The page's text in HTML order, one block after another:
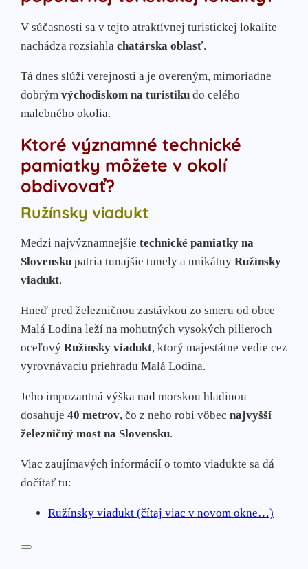
V súčasnosti sa v tejto atraktívnej turistickej lokalite
nachádza rozsiahla chatárska oblasť.
Tá dnes slúži verejnosti a je overeným, mimoriadne
dobrým východiskom na turistiku do celého
malebného okolia.
Ktoré významné technické
pamiatky môžete v okolí
obdivovať?
Ružínsky viadukt
Medzi najvýznamnejšie technické pamiatky na
Slovensku patria tunajšie tunely a unikátny Ružínsky
viadukt.
Hneď pred železničnou zastávkou zo smeru od obce
Malá Lodina leží na mohutných vysokých pilieroch
oceľový Ružínsky viadukt, ktorý majestátne vedie cez
vyrovnávaciu priehradu Malá Lodina.
Jeho impozantná výška nad morskou hladinou
dosahuje 40 metrov, čo z neho robí vôbec najvyšší
železničný most na Slovensku.
Viac zaujímavých informácií o tomto viadukte sa dá
dočítať tu:
Ružínsky viadukt (čítaj viac v novom okne…)